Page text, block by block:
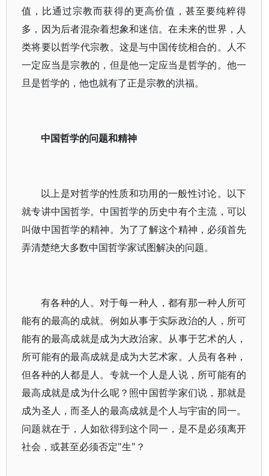
值，比通过宗教而获得的更高价值，甚至要纯粹得
多，因为后者混杂着想象和迷信。在未来的世界，人
类将要以哲学代宗教。这是与中国传统相合的。人不
一定应当是宗教的，但是他一定应当是哲学的。他一
旦是哲学的，他也就有了正是宗教的洪福。
中国哲学的问题和精神
以上是对哲学的性质和功用的一般性讨论。以下
就专讲中国哲学。中国哲学的历史中有个主流，可以
叫做中国哲学的精神。为了了解这个精神，必须首先
弄清楚绝大多数中国哲学家试图解决的问题。
有各种的人。对于每一种人，都有那一种人所可
能有的最高的成就。例如从事于实际政治的人，所可
能有的最高成就是成为大政治家。从事于艺术的人，
所可能有的最高成就是成为大艺术家。人员有各种，
但各种的人都是人。专就一个人是人说，所可能有的
最高成就是成为什么呢？照中国哲学家们说，那就是
成为圣人，而圣人的最高成就是个人与宇宙的同一。
问题就在于，人如欲得到这个同一，是不是必须离开
社会，或甚至必须否定"生"？